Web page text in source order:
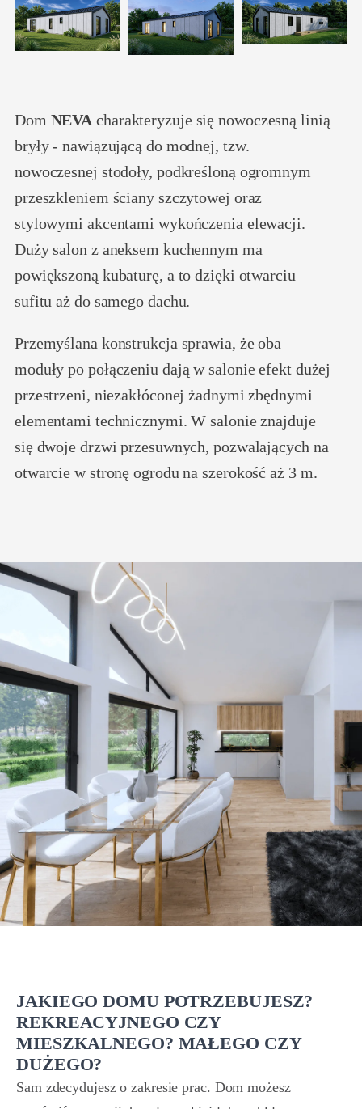
Dom NEVA charakteryzuje się nowoczesną linią
bryły - nawiązującą do modnej, tzw.
nowoczesnej stodoły, podkreśloną ogromnym
przeszkleniem ściany szczytowej oraz
stylowymi akcentami wykończenia elewacji.
Duży salon z aneksem kuchennym ma
powiększoną kubaturę, a to dzięki otwarciu
sufitu aż do samego dachu.
Przemyślana konstrukcja sprawia, że oba
moduły po połączeniu dają w salonie efekt dużej
przestrzeni, niezakłóconej żadnymi zbędnymi
elementami technicznymi. W salonie znajduje
się dwoje drzwi przesuwnych, pozwalających na
otwarcie w stronę ogrodu na szerokość aż 3 m.
JAKIEGO DOMU POTRZEBUJESZ?
REKREACYJNEGO CZY
MIESZKALNEGO? MAŁEGO CZY
DUŻEGO?
Sam zdecydujesz o zakresie prac. Dom możesz